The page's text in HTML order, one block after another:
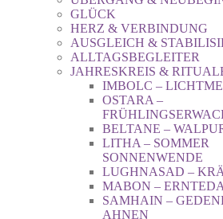
GLÜCK
HERZ & VERBINDUNG
AUSGLEICH &
ALLTAGSBEGLEITER
JAHRESKREIS &
IMBOLC –
OSTARA –
BELTANE –
LITHA – SOMMER
SONNENWENDE
LUGHNASAD –
MABON –
SAMHAIN –
AHNEN